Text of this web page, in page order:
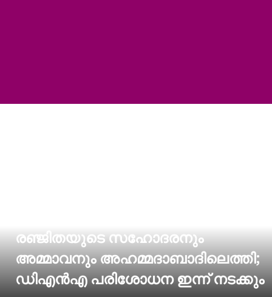
രഞ്ജിതയുടെ സഹോദരനും
അമ്മാവനും അഹമ്മദാബാദിലെത്തി;
ഡിഎന്‍എ പരിശോധന ഇന്ന് നടക്കും